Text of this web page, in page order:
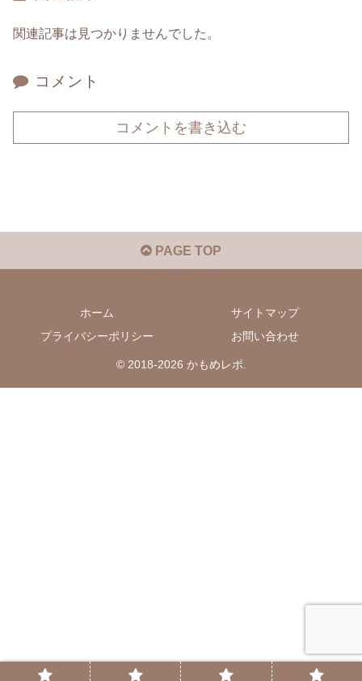
関連記事は見つかりませんでした。
コメント
コメントを書き込む
PAGE TOP
ホーム
サイトマップ
プライバシーポリシー
お問い合わせ
© 2018-2026 かもめレポ.